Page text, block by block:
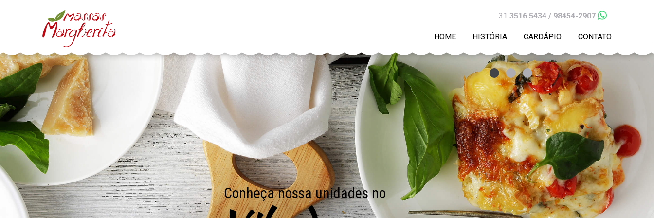
31 3516 5434 / 98454-2907
HOME HISTÓRIA CARDÁPIO CONTATO
Tradição de família para se fazer